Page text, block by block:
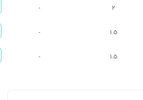
2
-
1.5
-
1.5
-